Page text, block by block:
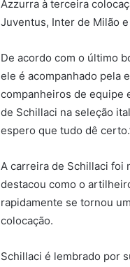
Azzurra à terceira
Juventus, Inter de Milão
De acordo com o último
ele é acompanhado pela
companheiros de equipe
de Schillaci na seleção
espero que tudo dê
A carreira de Schillaci foi
destacou como o
rapidamente se tornou
colocação.
Schillaci é lembrado por